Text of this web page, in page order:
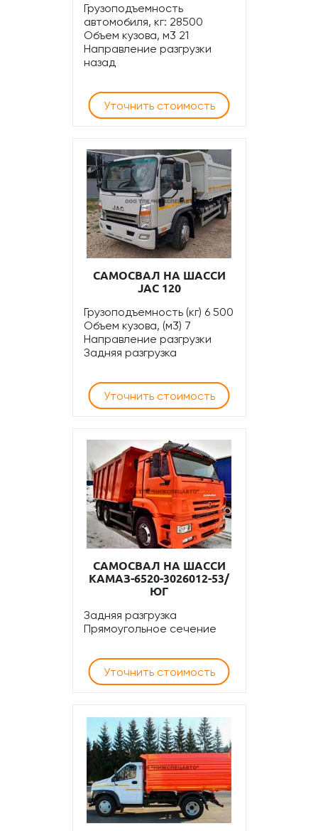
Грузоподъемность
автомобиля, кг: 28500
Объем кузова, м3 21
Направление разгрузки
назад
Уточнить стоимость
САМОСВАЛ НА ШАССИ
JAC 120
Грузоподъемность (кг) 6 500
Объем кузова, (м3) 7
Направление разгрузки
Задняя разгрузка
Уточнить стоимость
САМОСВАЛ НА ШАССИ
КАМАЗ-6520-3026012-53/
ЮГ
Задняя разгрузка
Прямоугольное сечение
Уточнить стоимость